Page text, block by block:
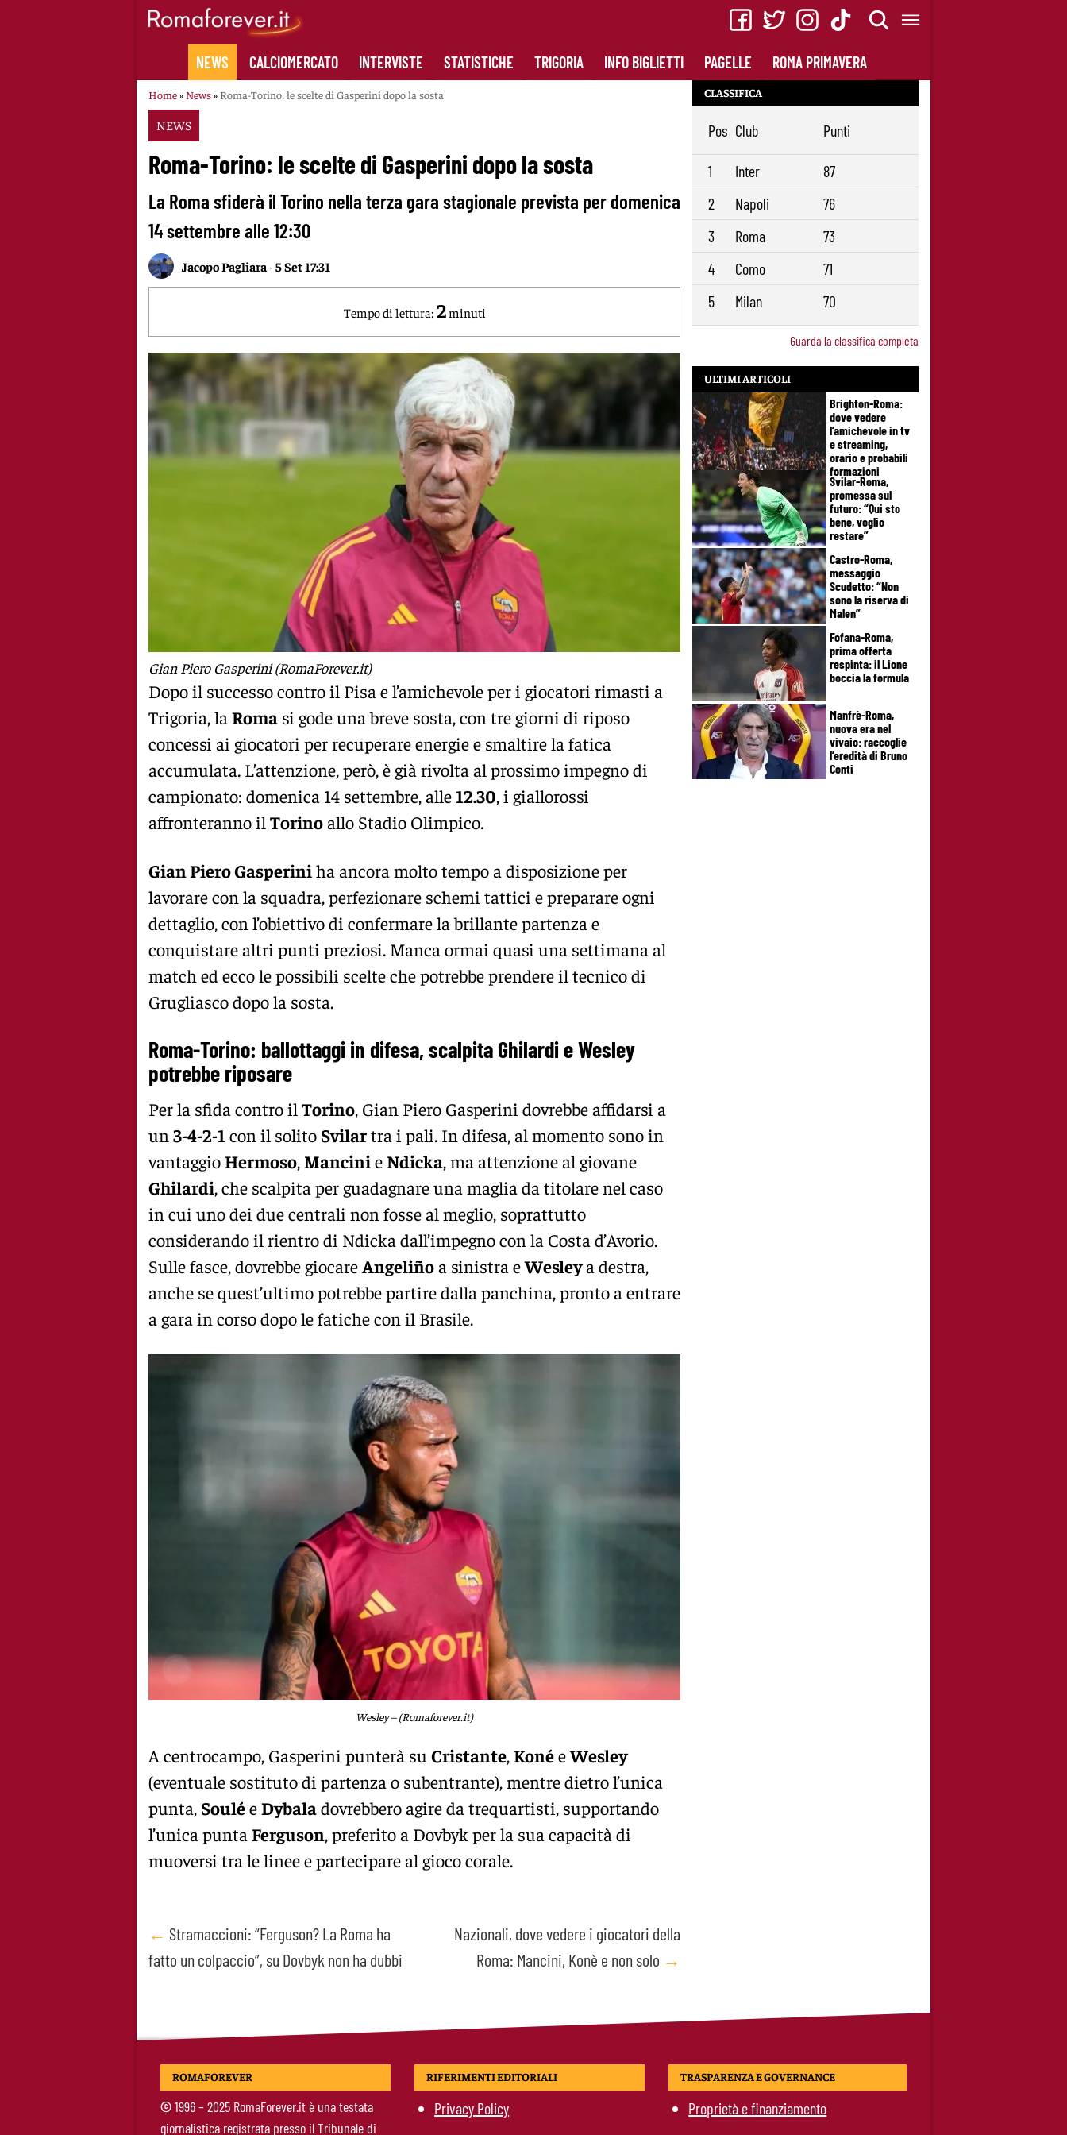
NEWS CALCIOMERCATO INTERVISTE STATISTICHE TRIGORIA INFO BIGLIETTI PAGELLE ROMA PRIMAVERA
Home» News» Roma-Torino: le scelte di Gasperini dopo la sosta
NEWS
Roma-Torino: le scelte di Gasperini dopo la sosta
La Roma sfiderà il Torino nella terza gara stagionale prevista per domenica
14 settembre alle 12:30
Jacopo Pagliara -5 Set 17:31
Tempo di lettura: 2minuti
Gian Piero Gasperini (RomaForever.it)
Dopo il successo contro il Pisa e l’amichevole per i giocatori rimasti a
Trigoria, la Roma si gode una breve sosta, con tre giorni di riposo
concessi ai giocatori per recuperare energie e smaltire la fatica
accumulata. L’attenzione, però, è già rivolta al prossimo impegno di
campionato: domenica 14 settembre, alle 12.30, i giallorossi
affronteranno il Torinoallo Stadio Olimpico.
Gian Piero Gasperiniha ancora molto tempo a disposizione per
lavorare con la squadra, perfezionare schemi tattici e preparare ogni
dettaglio, con l’obiettivo di confermare la brillante partenza e
conquistare altri punti preziosi. Manca ormai quasi una settimana al
match ed ecco le possibili scelte che potrebbe prendere il tecnico di
Grugliasco dopo la sosta.
Roma-Torino: ballottaggi in difesa, scalpita Ghilardi e Wesley
potrebbe riposare
Per la sfida contro il Torino, Gian Piero Gasperini dovrebbe affidarsi a
un 3-4-2-1con il solito Svilartra i pali. In difesa, al momento sono in
vantaggioHermoso, Mancinie Ndicka, ma attenzione al giovane
Ghilardi, che scalpita per guadagnare una maglia da titolare nel caso
in cui uno dei due centrali non fosse al meglio, soprattutto
considerando il rientro di Ndicka dall’impegno con la Costa d’Avorio.
Sulle fasce, dovrebbe giocareAngeliñoa sinistra eWesleya destra,
anche se quest’ultimo potrebbe partire dalla panchina, pronto a entrare
a gara in corso dopo le fatiche con il Brasile.
Wesley – (Romaforever.it)
A centrocampo, Gasperini punterà su Cristante,KonéeWesley
(eventuale sostituto di partenza o subentrante), mentre dietro l’unica
punta, SouléeDybaladovrebbero agire da trequartisti, supportando
l’unica punta Ferguson, preferito a Dovbyk per la sua capacità di
muoversi tra le linee e partecipare al gioco corale.
Post
navigation
← Stramaccioni: “Ferguson? La Roma ha
fatto un colpaccio”, su Dovbyk non ha dubbi
Nazionali, dove vedere i giocatori della
Roma: Mancini, Konè e non solo →
CLASSIFICA
Pos Club Punti
1 Inter
87
2
Napoli
76
3
Roma
73
4
Como
71
5
Milan 70
Guarda la classifica completa
ULTIMI ARTICOLI
Brighton-Roma:
dove vedere
l’amichevole in tv
e streaming,
orario e probabili
formazioni
Svilar-Roma,
promessa sul
futuro: “Qui sto
bene, voglio
restare”
Castro-Roma,
messaggio
Scudetto: “Non
sono la riserva di
Malen”
Fofana-Roma,
prima offerta
respinta: il Lione
boccia la formula
Manfrè-Roma,
nuova era nel
vivaio: raccoglie
l’eredità di Bruno
Conti
ROMAFOREVER
©1996 – 2025 RomaForever.it è una testata
giornalistica registrata presso il Tribunale di
RIFERIMENTI EDITORIALI
Privacy Policy
TRASPARENZA E GOVERNANCE
Proprietà e finanziamento